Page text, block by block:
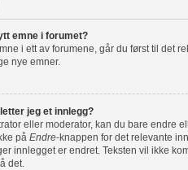
emne i forumet?
i ett av forumene, går du først til det
nye emner.
jeg et innlegg?
eller moderator, kan du bare endre
på Endre-knappen for det relevante
innlegget er endret. Teksten vil ikke
det.